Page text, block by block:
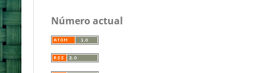
Número actual